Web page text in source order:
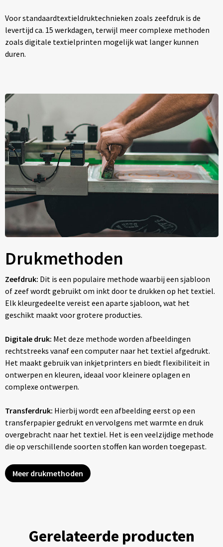
Voor standaardtextieldruktechnieken zoals zeefdruk is de
levertijd ca. 15 werkdagen, terwijl meer complexe methoden
zoals digitale textielprinten mogelijk wat langer kunnen
duren.
Drukmethoden
Zeefdruk: Dit is een populaire methode waarbij een sjabloon
of zeef wordt gebruikt om inkt door te drukken op het textiel.
Elk kleurgedeelte vereist een aparte sjabloon, wat het
geschikt maakt voor grotere producties.
Digitale druk: Met deze methode worden afbeeldingen
rechtstreeks vanaf een computer naar het textiel afgedrukt.
Het maakt gebruik van inkjetprinters en biedt flexibiliteit in
ontwerpen en kleuren, ideaal voor kleinere oplagen en
complexe ontwerpen.
Transferdruk: Hierbij wordt een afbeelding eerst op een
transferpapier gedrukt en vervolgens met warmte en druk
overgebracht naar het textiel. Het is een veelzijdige methode
die op verschillende soorten stoffen kan worden toegepast.
Meer drukmethoden
Gerelateerde producten